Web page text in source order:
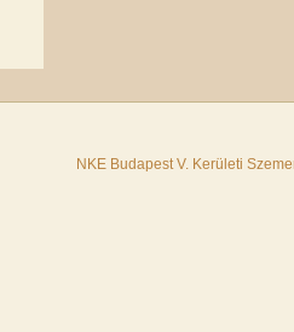
NKE Budapest V. Kerületi